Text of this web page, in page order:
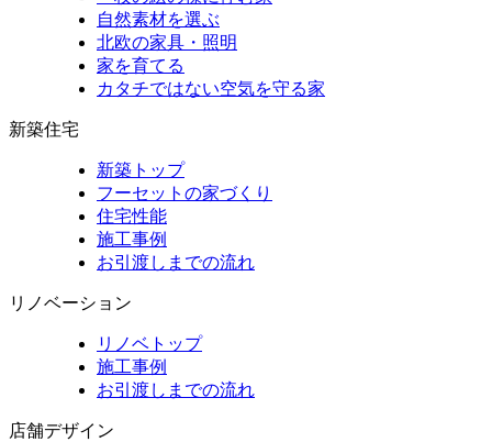
自然素材を選ぶ
北欧の家具・照明
家を育てる
カタチではない空気を守る家
新築住宅
新築トップ
フーセットの家づくり
住宅性能
施工事例
お引渡しまでの流れ
リノベーション
リノベトップ
施工事例
お引渡しまでの流れ
店舗デザイン